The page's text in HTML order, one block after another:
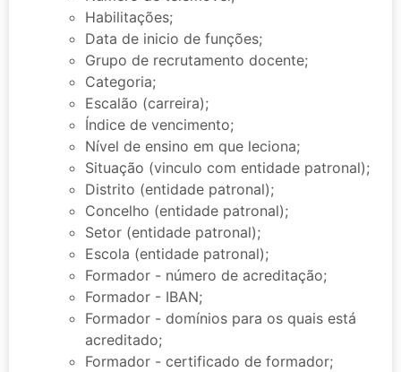
Habilitações;
Data de inicio de funções;
Grupo de recrutamento docente;
Categoria;
Escalão (carreira);
Índice de vencimento;
Nível de ensino em que leciona;
Situação (vinculo com entidade patronal);
Distrito (entidade patronal);
Concelho (entidade patronal);
Setor (entidade patronal);
Escola (entidade patronal);
Formador - número de acreditação;
Formador - IBAN;
Formador - domínios para os quais está
acreditado;
Formador - certificado de formador;